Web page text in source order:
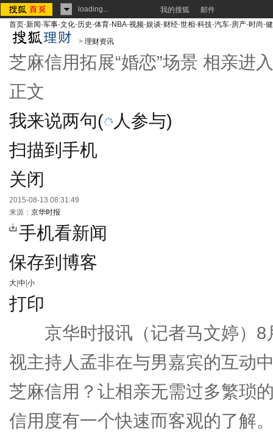
loading... 我的搜狐
邮件
首页-新闻-军事-文化-历史-体育-NBA-视频-娱谈-财经-世相-科技-汽车-房产-时尚-
> 理财资讯
芝麻信用拓展“婚恋”场景 相亲进
正文
我来说两句(
人参与)
扫描到手机
关闭
2015-08-13 08:31:49
来源： 京华时报
手机看新闻
保存到博客
大 中 小
打印
京华时报讯（记者马文婷）8
视主持人孟非在与男嘉宾的互动
芝麻信用？让相亲无需过多繁琐
信用度有一个快速而客观的了解